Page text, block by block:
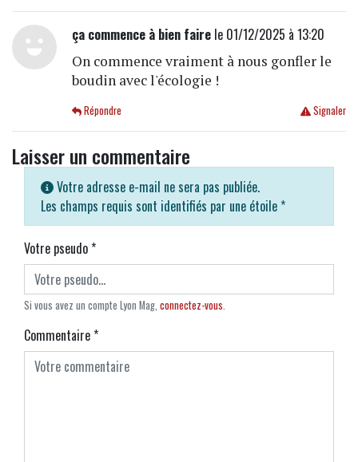
ça commence à bien fairele 01/12/2025 à 13:20
On commence vraiment à nous gonfler le
boudin avec l'écologie !
Signaler
Répondre
Laisser un commentaire
Votre adresse e-mail ne sera pas publiée.
Les champs requis sont identifiés par une étoile *
Votre pseudo*
Si vous avez un compte Lyon Mag, connectez-vous.
Commentaire*